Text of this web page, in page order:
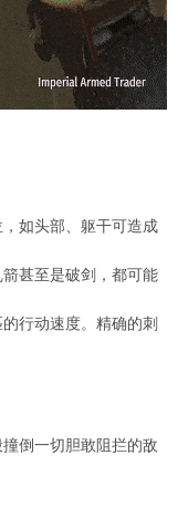
如头部、躯干可造成
甚至是破剑，都可能
行动速度。精确的刺
倒一切胆敢阻拦的敌